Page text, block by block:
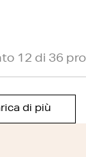
12 di 36
di più